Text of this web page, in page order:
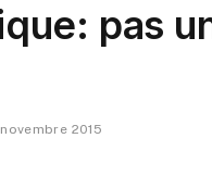
pas
novembre 2015